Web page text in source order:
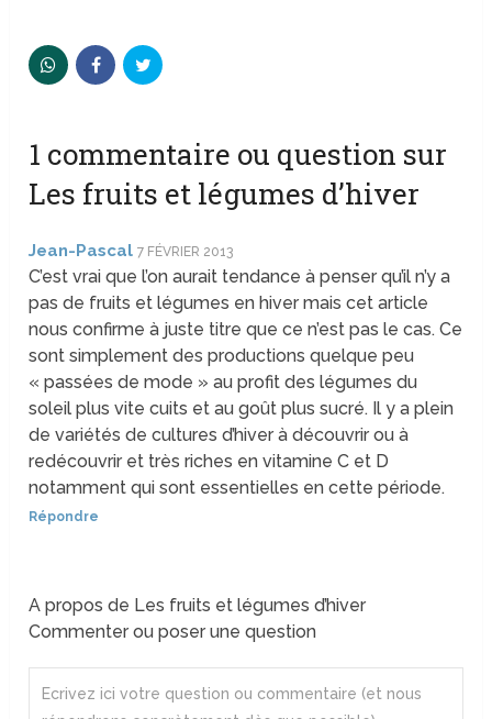
1 commentaire ou question sur
Les fruits et légumes d’hiver
Jean-Pascal 7 FÉVRIER 2013
C’est vrai que l’on aurait tendance à penser qu’il n’y a
pas de fruits et légumes en hiver mais cet article
nous confirme à juste titre que ce n’est pas le cas. Ce
sont simplement des productions quelque peu
« passées de mode » au profit des légumes du
soleil plus vite cuits et au goût plus sucré. Il y a plein
de variétés de cultures d’hiver à découvrir ou à
redécouvrir et très riches en vitamine C et D
notamment qui sont essentielles en cette période.
Répondre
A propos de Les fruits et légumes d’hiver
Commenter ou poser une question